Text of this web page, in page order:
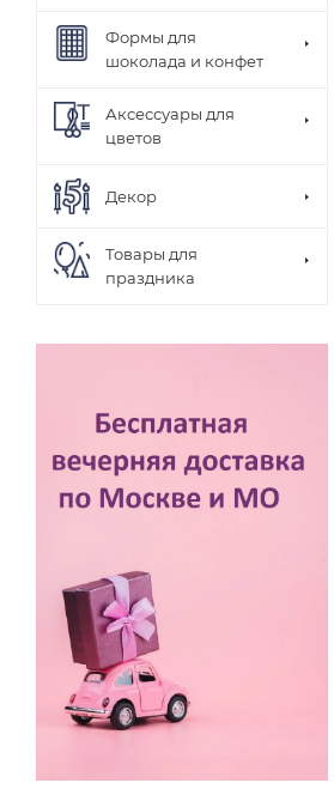
Формы для
шоколада и конфет
Аксессуары для
цветов
Декор
Товары для
праздника